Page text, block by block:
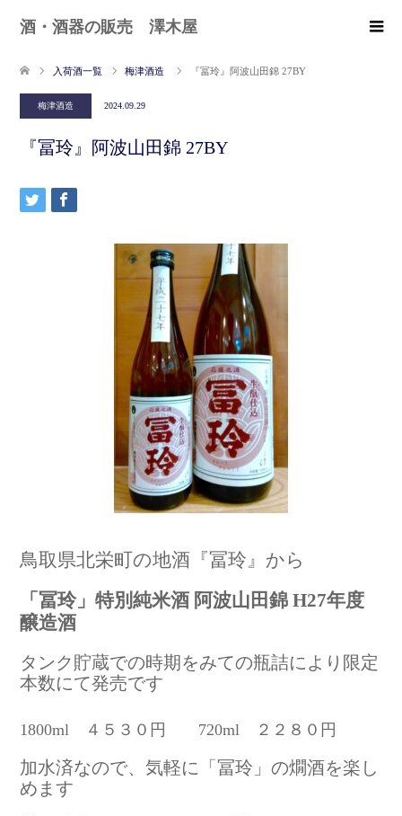
酒・酒器の販売 澤木屋
入荷酒一覧 梅津酒造 『冨玲』阿波山田錦 27BY
梅津酒造 2024.09.29
『冨玲』阿波山田錦 27BY
鳥取県北栄町の地酒『冨玲』から
「冨玲」特別純米酒 阿波山田錦 H27年度
醸造酒
タンク貯蔵での時期をみての瓶詰により限定
本数にて発売です
1800ml ４５３０円 720ml ２２８０円
加水済なので、気軽に「冨玲」の燗酒を楽し
めます